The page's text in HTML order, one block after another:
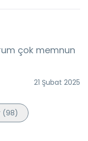
çok memnun
21 Şubat 2025
(98)